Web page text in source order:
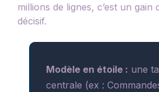
millions de lignes, c’est un
décisif.
Modèle en étoile : une
centrale (ex :